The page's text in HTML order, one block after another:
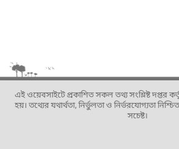
এই ওয়েবসাইটে প্রকাশিত সকল তথ্য সংশ্লিষ্ট দপ্তর
হয়। তথ্যের যথার্থতা, নির্ভুলতা ও নির্ভরযোগ্যতা
সচেষ্ট।